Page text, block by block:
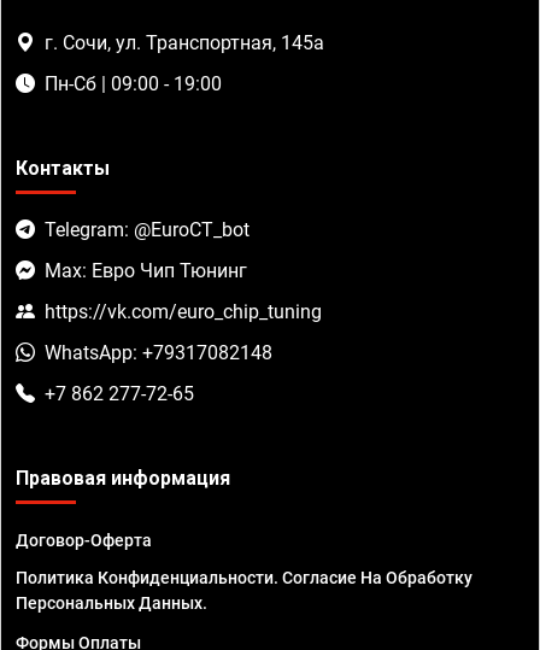
г. Сочи, ул. Транспортная, 145а
Пн-Сб | 09:00 - 19:00
Контакты
Telegram: @EuroCT_bot
Max: Евро Чип Тюнинг
https://vk.com/euro_chip_tuning
WhatsApp: +79317082148
+7 862 277-72-65
Правовая информация
Договор-Оферта
Политика Конфиденциальности. Согласие На Обработку
Персональных Данных.
Формы Оплаты